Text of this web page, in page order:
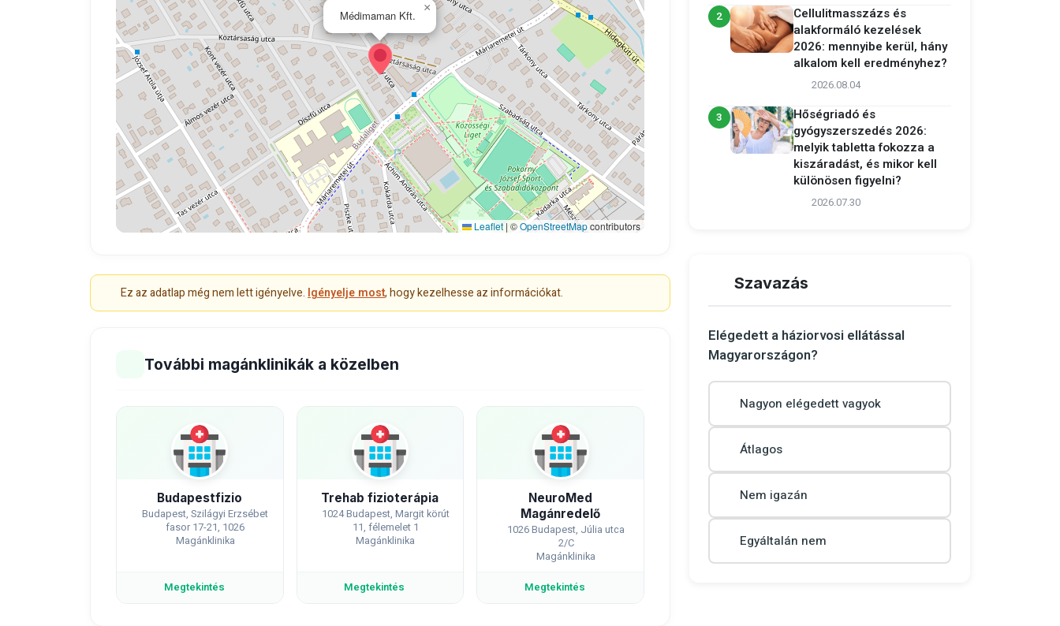
Médimaman Kft.
×
Leaflet | ©OpenStreetMapcontributors
Ez az adatlap még nem lett igényelve. Igényelje most, hogy kezelhesse az információkat.
További magánklinikák a közelben
Budapestfizio
Budapest, Szilágyi Erzsébet
fasor 17-21, 1026
Magánklinika
Megtekintés
Trehab fizioterápia
1024 Budapest, Margit körút
11, félemelet 1
Magánklinika
Megtekintés
NeuroMed
Magánredelő
1026 Budapest, Júlia utca
2/C
Magánklinika
Megtekintés
2
Cellulitmasszázs és
alakformáló kezelések
2026: mennyibe kerül, hány
alkalom kell eredményhez?
2026.08.04
3
Hőségriadó és
gyógyszerszedés 2026:
melyik tabletta fokozza a
kiszáradást, és mikor kell
különösen figyelni?
2026.07.30
Szavazás
Elégedett a háziorvosi ellátással
Magyarországon?
Nagyon elégedett vagyok
Átlagos
Nem igazán
Egyáltalán nem